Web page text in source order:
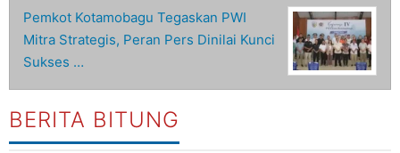
Pemkot Kotamobagu Tegaskan PWI
Mitra Strategis, Peran Pers Dinilai Kunci
Sukses …
BERITA BITUNG